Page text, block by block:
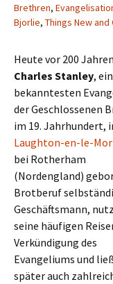
Brethren,
Bjorlie, Things New and
Heute vor 200
Charles Stanley,
bekanntesten
der Geschlossenen
im 19. Jahrhundert,
Laughton-en-le-
bei Rotherham
(Nordengland)
Brotberuf
Geschäftsmann,
seine häufigen
Verkündigung des
Evangeliums und
später auch